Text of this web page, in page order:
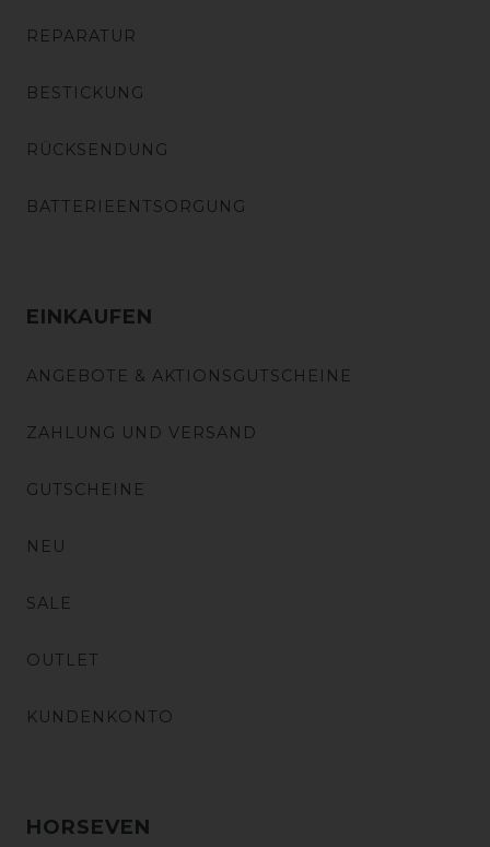
REPARATUR
BESTICKUNG
RÜCKSENDUNG
BATTERIEENTSORGUNG
EINKAUFEN
ANGEBOTE & AKTIONSGUTSCHEINE
ZAHLUNG UND VERSAND
GUTSCHEINE
NEU
SALE
OUTLET
KUNDENKONTO
HORSEVEN